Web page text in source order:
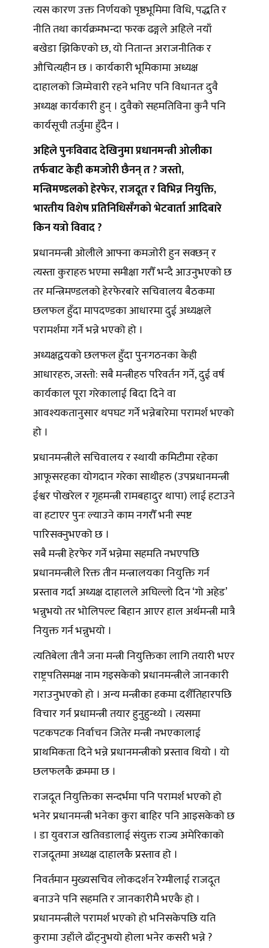
त्यस कारण उक्त निर्णयको पृष्ठभूमिमा विधि, पद्धति र
नीति तथा कार्यक्रमभन्दा फरक ढङ्गले अहिले नयाँ
बखेडा झिकिएको छ, यो नितान्त अराजनीतिक र
औचित्यहीन छ । कार्यकारी भूमिकामा अध्यक्ष
दाहालको जिम्मेवारी रहने भनिए पनि विधानतः दुवै
अध्यक्ष कार्यकारी हुन् । दुवैको सहमतिविना कुनै पनि
कार्यसूची तर्जुमा हुँदैन ।
अहिले पुनःविवाद देखिनुमा प्रधानमन्त्री ओलीका
तर्फबाट केही कमजोरी छैनन् त ? जस्तो,
मन्त्रिमण्डलको हेरफेर, राजदूत र विभिन्न नियुक्ति,
भारतीय विशेष प्रतिनिधिसँगको भेटवार्ता आदिबारे
किन यत्रो विवाद ?
प्रधानमन्त्री ओलीले आफ्ना कमजोरी हुन सक्छन् र
त्यस्ता कुराहरु भएमा समीक्षा गरौँ भन्दै आउनुभएको छ
तर मन्त्रिमण्डलको हेरफेरबारे सचिवालय बैठकमा
छलफल हुँदा मापदण्डका आधारमा दुई अध्यक्षले
परामर्शमा गर्ने भन्ने भएको हो ।
अध्यक्षद्वयको छलफल हुँदा पुनःगठनका केही
आधारहरु, जस्तो: सबै मन्त्रीहरु परिवर्तन गर्ने, दुई वर्ष
कार्यकाल पूरा गरेकालाई बिदा दिने वा
आवश्यकतानुसार थपघट गर्ने भन्नेबारेमा परामर्श भएको
हो ।
प्रधानमन्त्रीले सचिवालय र स्थायी कमिटीमा रहेका
आफूसरहका योगदान गरेका साथीहरु (उपप्रधानमन्त्री
ईश्वर पोखरेल र गृहमन्त्री रामबहादुर थापा) लाई हटाउने
वा हटाएर पुनः ल्याउने काम नगरौँ भनी स्पष्ट
पारिसक्नुभएको छ ।
सबै मन्त्री हेरफेर गर्ने भन्नेमा सहमति नभएपछि
प्रधानमन्त्रीले रिक्त तीन मन्त्रालयका नियुक्ति गर्न
प्रस्ताव गर्दा अध्यक्ष दाहालले अघिल्लो दिन ‘गो अहेड’
भन्नुभयो तर भोलिपल्ट बिहान आएर हाल अर्थमन्त्री मात्रै
नियुक्त गर्न भन्नुभयो ।
त्यतिबेला तीनै जना मन्त्री नियुक्तिका लागि तयारी भएर
राष्ट्रपतिसमक्ष नाम गइसकेको प्रधानमन्त्रीले जानकारी
गराउनुभएको हो । अन्य मन्त्रीका हकमा दशैँतिहारपछि
विचार गर्न प्रधामन्त्री तयार हुनुहुन्थ्यो । त्यसमा
पटकपटक निर्वाचन जितेर मन्त्री नभएकालाई
प्राथमिकता दिने भन्ने प्रधानमन्त्रीको प्रस्ताव थियो । यो
छलफलकै क्रममा छ ।
राजदूत नियुक्तिका सन्दर्भमा पनि परामर्श भएको हो
भनेर प्रधानमन्त्री भनेका कुरा बाहिर पनि आइसकेको छ
। डा युवराज खतिवडालाई संयुक्त राज्य अमेरिकाको
राजदूतमा अध्यक्ष दाहालकै प्रस्ताव हो ।
निवर्तमान मुख्यसचिव लोकदर्शन रेग्मीलाई राजदूत
बनाउने पनि सहमति र जानकारीमै भएकै हो ।
प्रधानमन्त्रीले परामर्श भएको हो भनिसकेपछि यति
कुरामा उहाँले ढाँट्नुभयो होला भनेर कसरी भन्ने ?